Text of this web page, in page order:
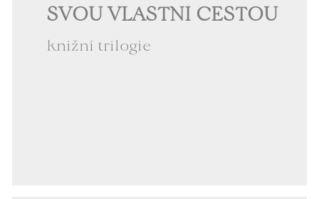
SVOU VLASTNÍ CESTOU
knižní trilogie